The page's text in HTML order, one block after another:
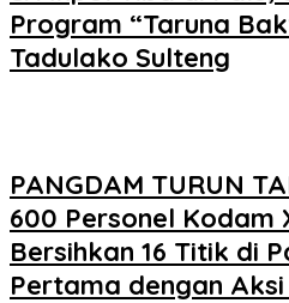
Program “Taruna
Tadulako Sulteng
PANGDAM TURUN
600 Personel Kodam
Bersihkan 16 Titik di
Pertama dengan